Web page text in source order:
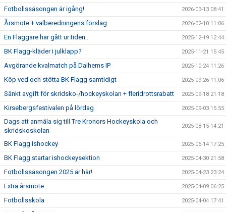
Fotbollssäsongen är igång! 2026-03-13 08:41
Årsmöte + valberedningens förslag 2026-02-10 11:06
En Flaggare har gått ur tiden.. 2025-12-19 12:44
BK Flagg-kläder i julklapp? 2025-11-21 15:45
Avgörande kvalmatch på Dalhems IP 2025-10-24 11:26
Köp ved och stötta BK Flagg samtidigt 2025-09-26 11:06
Sänkt avgift för skridsko-/hockeyskolan + fleridrottsrabatt 2025-09-18 21:18
Kirsebergsfestivalen på lördag 2025-09-03 15:55
Dags att anmäla sig till Tre Kronors Hockeyskola och
skridskoskolan
2025-08-15 14:21
BK Flagg Ishockey 2025-06-14 17:25
BK Flagg startar ishockeysektion 2025-04-30 21:58
Fotbollssäsongen 2025 är här! 2025-04-23 23:24
Extra årsmöte 2025-04-09 06:25
Fotbollsskola 2025-04-04 17:41